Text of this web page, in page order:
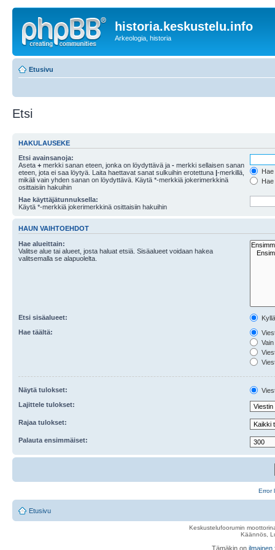
historia.keskustelu.info
Arkeologia, historia
Etusivu
Etsi
HAKULAUSEKE
Etsi avainsanoja:
Aseta + merkki sanan eteen, jonka on löydyttävä ja - merkki sellaisen sanan
eteen, jota ei saa löytyä. Laita haettavat sanat sulkuihin erotettuna |-merkillä,
mikäli vain yhden sanan on löydyttävä. Käytä *-merkkiä jokerimerkkinä
osittaisiin hakuihin
Hae käyttäjätunnuksella:
Käytä *-merkkiä jokerimerkkinä osittaisiin hakuihin
HAUN VAIHTOEHDOT
Hae alueittain:
Valitse alue tai alueet, josta haluat etsiä. Sisäalueet voidaan hakea
valitsemalla se alapuolelta.
Etsi sisäalueet:
Hae täältä:
Näytä tulokset:
Lajittele tulokset:
Rajaa tulokset:
Palauta ensimmäiset:
Error
Etusivu
Keskustelufoorumin
Käännös,
Tämäkin on ilmainen